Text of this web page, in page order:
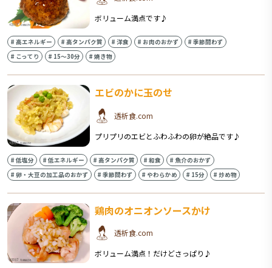
ボリューム満点です♪
#高エネルギー #高タンパク質 #洋食 # お肉のおかず #季節問わず
# こってり # 15〜30分 #焼き物
エビのかに玉のせ
透析食.com
プリプリのエビとふわふわの卵が絶品です♪
#低塩分 #低エネルギー #高タンパク質 #和食 # 魚介のおかず
#卵・大豆の加工品のおかず #季節問わず #やわらかめ # 15分 #炒め物
鶏肉のオニオンソースかけ
透析食.com
ボリューム満点！だけどさっぱり♪